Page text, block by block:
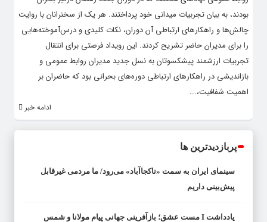
بودند، به بیان تجربیات میدانی خود پرداختند. هر یک از سخنرانان با روایت
چالش‌ها و راهکارهای ارتباطی آن دوران، نکات کلیدی و درس‌آموخته‌هایی
را برای مدیران حاضر تشریح کردند. این رویداد فرصتی برای انتقال
تجربیات ارزشمند پیشکسوتان به نسل جدید مدیران روابط عمومی و
بازاندیشی در راهکارهای ارتباطی دوره‌های بحرانی بود که حاضران بر
اهمیت شفافیت،...
ادامه خبر
پربازدیدترین ها
سینمای ایران به سمت «ناکجاآباد» می‌رود/ ما مردمی غیرقابل
پیش‌بینی داریم
یادداشت I مست عشق؛ بازآفرینی جهانی پیام مولانا و شمس